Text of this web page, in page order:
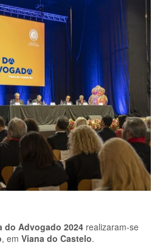
do Advogado 2024 realizaram-se
, em Viana do Castelo.